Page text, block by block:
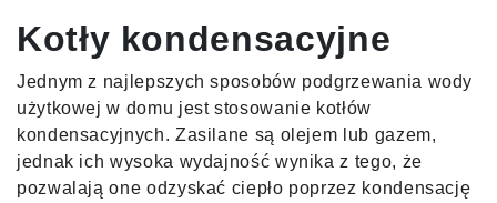
Kotły kondensacyjne
Jednym z najlepszych sposobów podgrzewania wody
użytkowej w domu jest stosowanie kotłów
kondensacyjnych. Zasilane są olejem lub gazem,
jednak ich wysoka wydajność wynika z tego, że
pozwalają one odzyskać ciepło poprzez kondensację